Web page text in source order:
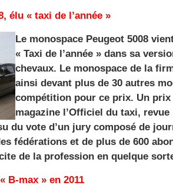
élu « taxi de l’année »
Le monospace Peugeot 5008
« Taxi de l’année » dans sa
chevaux. Le monospace de la
ainsi devant plus de 30 autres
compétition pour ce prix. Un
magazine l’Officiel du taxi,
du vote d’un jury composé de
fédérations et de plus de 600
de la profession en quelque
B-max » en 2011